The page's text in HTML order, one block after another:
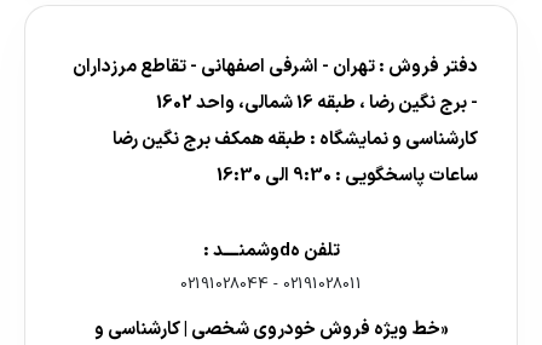
دفتر فروش : تهران - اشرفی اصفهانی - تقاطع مرزداران
- برج نگین رضا ، طبقه 16 شمالی، واحد 1602
کارشناسی و نمایشگاه : طبقه همکف برج نگین رضا
ساعات پاسخگویی : 9:30 الی 16:30
تلفن هdوشمنــــد :
02191028011
-
02191028044
«خط ویژه فروش خودروی شخصی | کارشناسی و